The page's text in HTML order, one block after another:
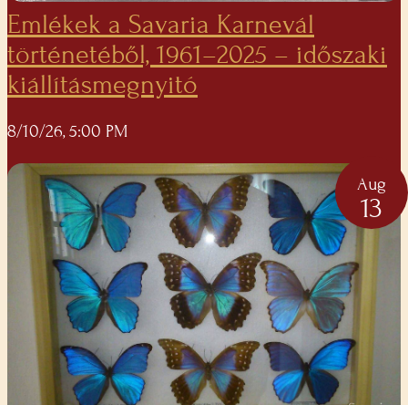
Emlékek a Savaria Karnevál
történetéből, 1961–2025 – időszaki
kiállításmegnyitó
8/10/26, 5:00 PM
Aug
13